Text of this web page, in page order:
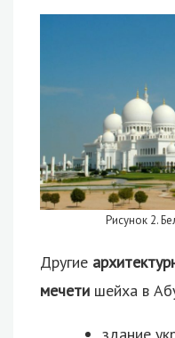
Рисунок 2.
Другие
мечети шейха в
здание